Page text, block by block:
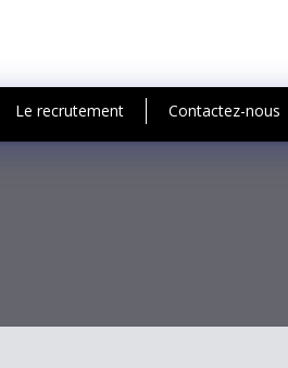
Le recrutement Contactez-nous